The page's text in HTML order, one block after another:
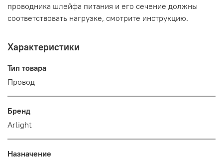
проводника шлейфа питания и его сечение должны
соответствовать нагрузке, смотрите инструкцию.
Характеристики
Тип товара
Провод
Бренд
Arlight
Назначение